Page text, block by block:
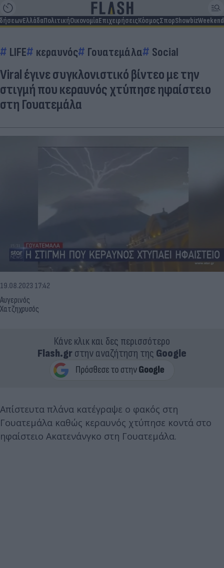
ΕλλάδαΠολιτικήΟικονομίαΕπιχειρήσειςΚόσμοςΣπορShowbizWeekend
LIFE κεραυνός Γουατεμάλα Social
Viral έγινε συγκλονιστικό βίντεο με την
στιγμή που κεραυνός χτύπησε ηφαίστειο
στη Γουατεμάλα
Αυγερινός
Χατζηχρυσός
19.08.2023 17:42
Κάνε κλικ και δες περισσότερο
Flash.grστην αναζήτηση της Google
Απίστευτα πλάνα κατέγραψε ο φακός στη
Γουατεμάλα καθώς κεραυνός χτύπησε κοντά στο
ηφαίστειο Ακατενάνγκο στη Γουατεμάλα.